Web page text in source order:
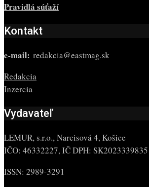
Pravidlá súťaží
Kontakt
e-mail: redakcia@eastmag.sk
Redakcia
Inzercia
Vydavateľ
LEMUR, s.r.o., Narcisová 4, Košice
IČO: 46332227, IČ DPH: SK2023339835
ISSN: 2989-3291